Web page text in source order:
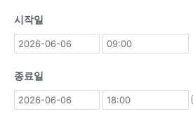
시작일
종료일